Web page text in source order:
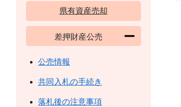
県有資産売却
差押財産公売
公売情報
共同入札の手続き
落札後の注意事項